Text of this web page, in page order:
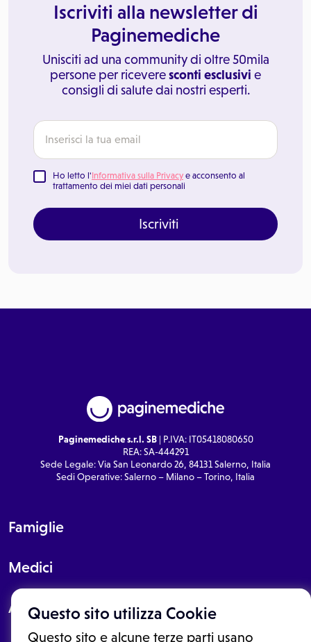
Questo sito utilizza Cookie
Questo sito e alcune terze parti usano
Iscriviti alla newsletter di
Paginemediche
Unisciti ad una community di oltre 50mila
persone per riceveresconti esclusivi e
consigli di salute dai nostri esperti.
Ho letto l'Informativa sulla Privacy e acconsento al
trattamento dei miei dati personali
Iscriviti
Paginemediche s.r.l. SB| P.IVA: IT05418080650
REA: SA-444291
Sede Legale: Via San Leonardo 26, 84131 Salerno, Italia
Sedi Operative: Salerno – Milano – Torino, Italia
Famiglie
Medici
About